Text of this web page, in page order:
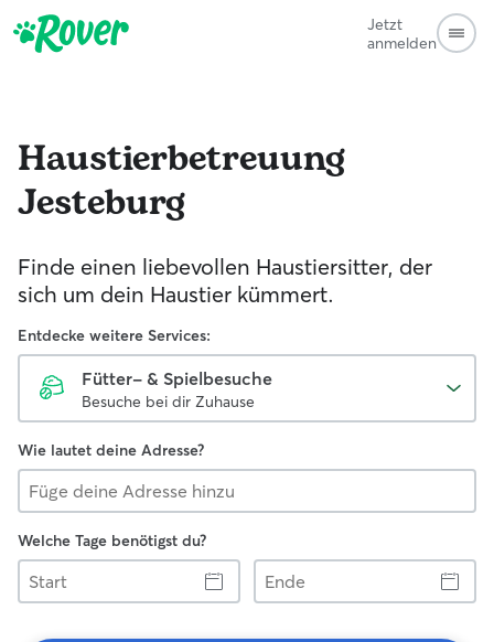
Jetzt
anmelden
Haustierbetreuung
Jesteburg
Finde einen liebevollen Haustiersitter, der
sich um dein Haustier kümmert.
Entdecke weitere Services:
Fütter- & Spielbesuche
Besuche bei dir Zuhause
Wie lautet deine Adresse?
Welche Tage benötigst du?
Start
Ende